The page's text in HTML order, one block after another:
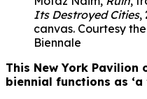
Its Destroyed Cities,
canvas. Courtesy
Biennale
This New York Pavilion
biennial functions as ‘a